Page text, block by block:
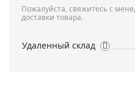
Пожалуйста, свяжитесь с
доставки товара.
Удаленный склад